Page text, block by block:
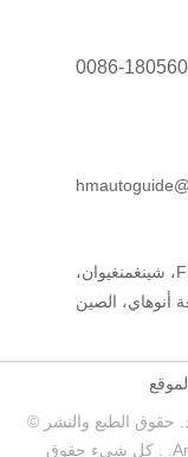
0086-
الطابق التاسع عشر، الكتلة ب، المبنى F1، شينغمنغيوان،
أنوهاي، الصين
حقوق الطبع والنشر ©
2017-2026 Anhui YingMi Smart. CO., LTD. . كل شيء حقوق